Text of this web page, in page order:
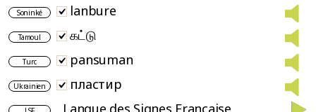
Soninké lanbure
Tamoul கட்டு
Turc pansuman
Ukrainien пластир
Langue des Signes Française